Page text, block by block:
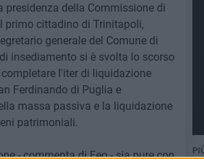
della Commissione di
primo cittadino di Trinitapoli,
generale del Comune di
insediamento si è svolta lo scorso
l'iter di liquidazione
Ferdinando di Puglia e
massa passiva e la liquidazione
patrimoniali.
- commenta di Feo - sia pure con